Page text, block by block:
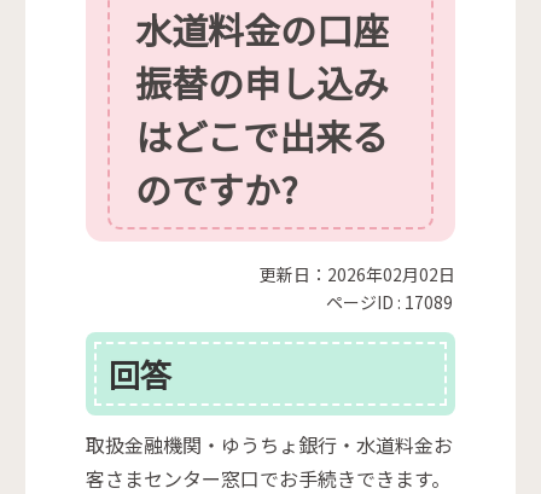
水道料金の口座
振替の申し込み
はどこで出来る
のですか?
更新日：2026年02月02日
ページID : 17089
回答
取扱金融機関・ゆうちょ銀行・水道料金お
客さまセンター窓口でお手続きできます。